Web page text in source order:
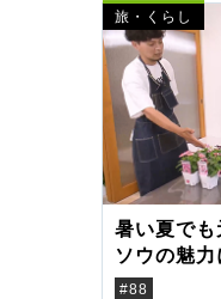
旅・くらし
暑い夏で
ソウの魅力
#88